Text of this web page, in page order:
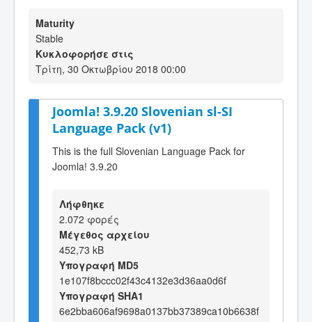
Maturity
Stable
Κυκλοφορήσε στις
Τρίτη, 30 Οκτωβρίου 2018 00:00
Joomla! 3.9.20 Slovenian sl-SI
Language Pack (v1)
This is the full Slovenian Language Pack for
Joomla! 3.9.20
Λήφθηκε
2.072 φορές
Μέγεθος αρχείου
452,73 kB
Υπογραφή MD5
1e107f8bccc02f43c4132e3d36aa0d6f
Υπογραφή SHA1
6e2bba606af9698a0137bb37389ca10b6638f